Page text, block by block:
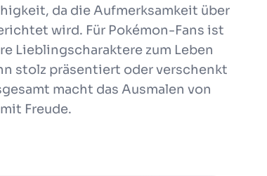
da die Aufmerksamkeit über
wird. Für Pokémon-Fans ist
Lieblingscharaktere zum Leben
stolz präsentiert oder verschenkt
macht das Ausmalen von
Freude.